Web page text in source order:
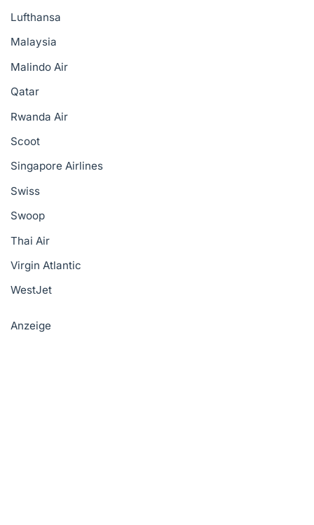
Lufthansa
Malaysia
Malindo Air
Qatar
Rwanda Air
Scoot
Singapore Airlines
Swiss
Swoop
Thai Air
Virgin Atlantic
WestJet
Anzeige